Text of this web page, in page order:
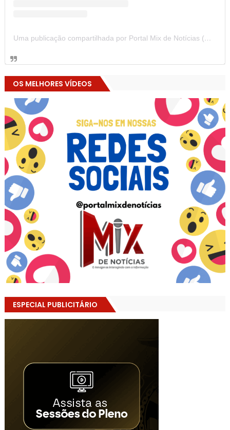
Uma publicação compartilhada por Portal Mix de Notícias (@portalmixdenoticias)
OS MELHORES VÍDEOS
ESPECIAL PUBLICITÁRIO